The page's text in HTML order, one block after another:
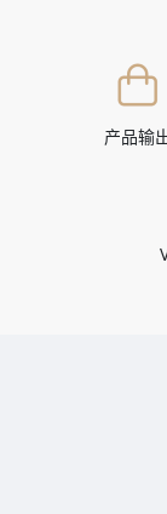
产品输